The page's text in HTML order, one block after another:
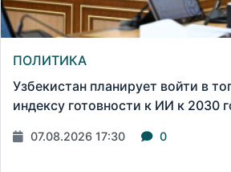
ПОЛИТИКА
Узбекистан планирует войти в
индексу готовности к ИИ к 2030
07.08.2026 17:30 0